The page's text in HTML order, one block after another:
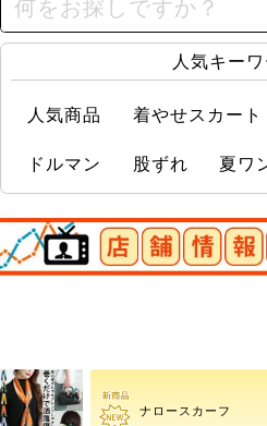
人気キー
人気商品 着やせスカート
ドルマン 股ずれ 夏ワ
店舗情報実況中
ナロースカーフ